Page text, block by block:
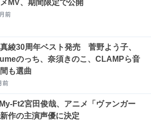
MV、期間限定で公開
前
綾30周年ベスト発売 菅野よう子、
のっち、奈須きのこ、CLAMPら音
も選曲
前
Ft2宮田俊哉、アニメ「ヴァンガー
新作の主演声優に決定